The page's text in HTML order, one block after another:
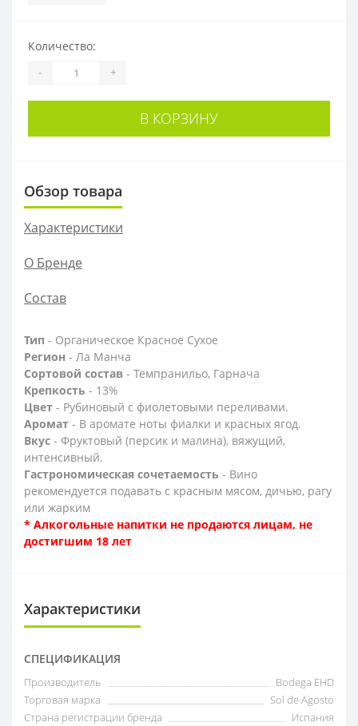
Количество:
- +
В КОРЗИНУ
Обзор товара
Характеристики
О Бренде
Состав
Тип - Органическое Красное Сухое
Регион - Ла Манча
Сортовой состав - Темпранильо, Гарнача
Крепкость - 13%
Цвет - Рубиновый с фиолетовыми переливами.
Аромат - В аромате ноты фиалки и красных ягод.
Вкус - Фруктовый (персик и малина), вяжущий,
интенсивный.
Гастрономическая сочетаемость - Вино
рекомендуется подавать с красным мясом, дичью, рагу
или жарким
* Алкогольные напитки не продаются лицам, не
достигшим 18 лет
Характеристики
СПЕЦИФИКАЦИЯ
Производитель
Bodega EHD
Торговая марка
Sol de Agosto
Страна регистрации бренда
Испания